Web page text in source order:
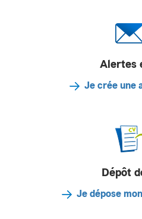
Alertes
Je crée une
Dépôt
Je dépose